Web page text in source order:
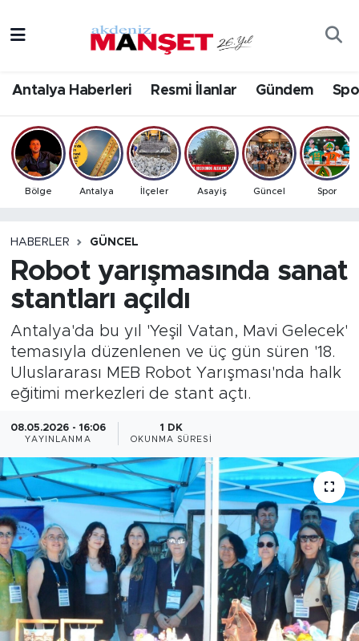
Antalya Haberleri Resmi İlanlar Gündem
Bölge Antalya İlçeler Asayiş Güncel Spor
HABERLER GÜNCEL
Robot yarışmasında sanat
stantları açıldı
Antalya'da bu yıl 'Yeşil Vatan, Mavi Gelecek'
temasıyla düzenlenen ve üç gün süren '18.
Uluslararası MEB Robot Yarışması'nda halk
eğitimi merkezleri de stant açtı.
08.05.2026 - 16:06
YAYINLANMA
1 DK
OKUNMA SÜRESI
Bilim & Teknoloji
Eğitim
Ekonomi
Gündem
İlçeler
Kültür- Sanat
Magazin
Özel Haber
Politika
Resmi İlanlar
Sağlık
Spor
Turizm
Antalya Hava Durumu
Antalya Namaz Vakitleri
Antalya Trafik Yoğunluk Haritası
Tüm Manşetler
Son Dakika Haberleri
Haber Arşivi